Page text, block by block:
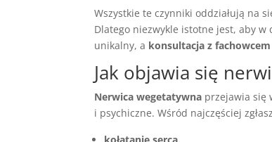
Wszystkie te czynniki oddziałują na
Dlatego niezwykle istotne jest, aby
unikalny, a konsultacja z fachowcem
Jak objawia się
Nerwica wegetatywna przejawia się
i psychiczne. Wśród najczęściej